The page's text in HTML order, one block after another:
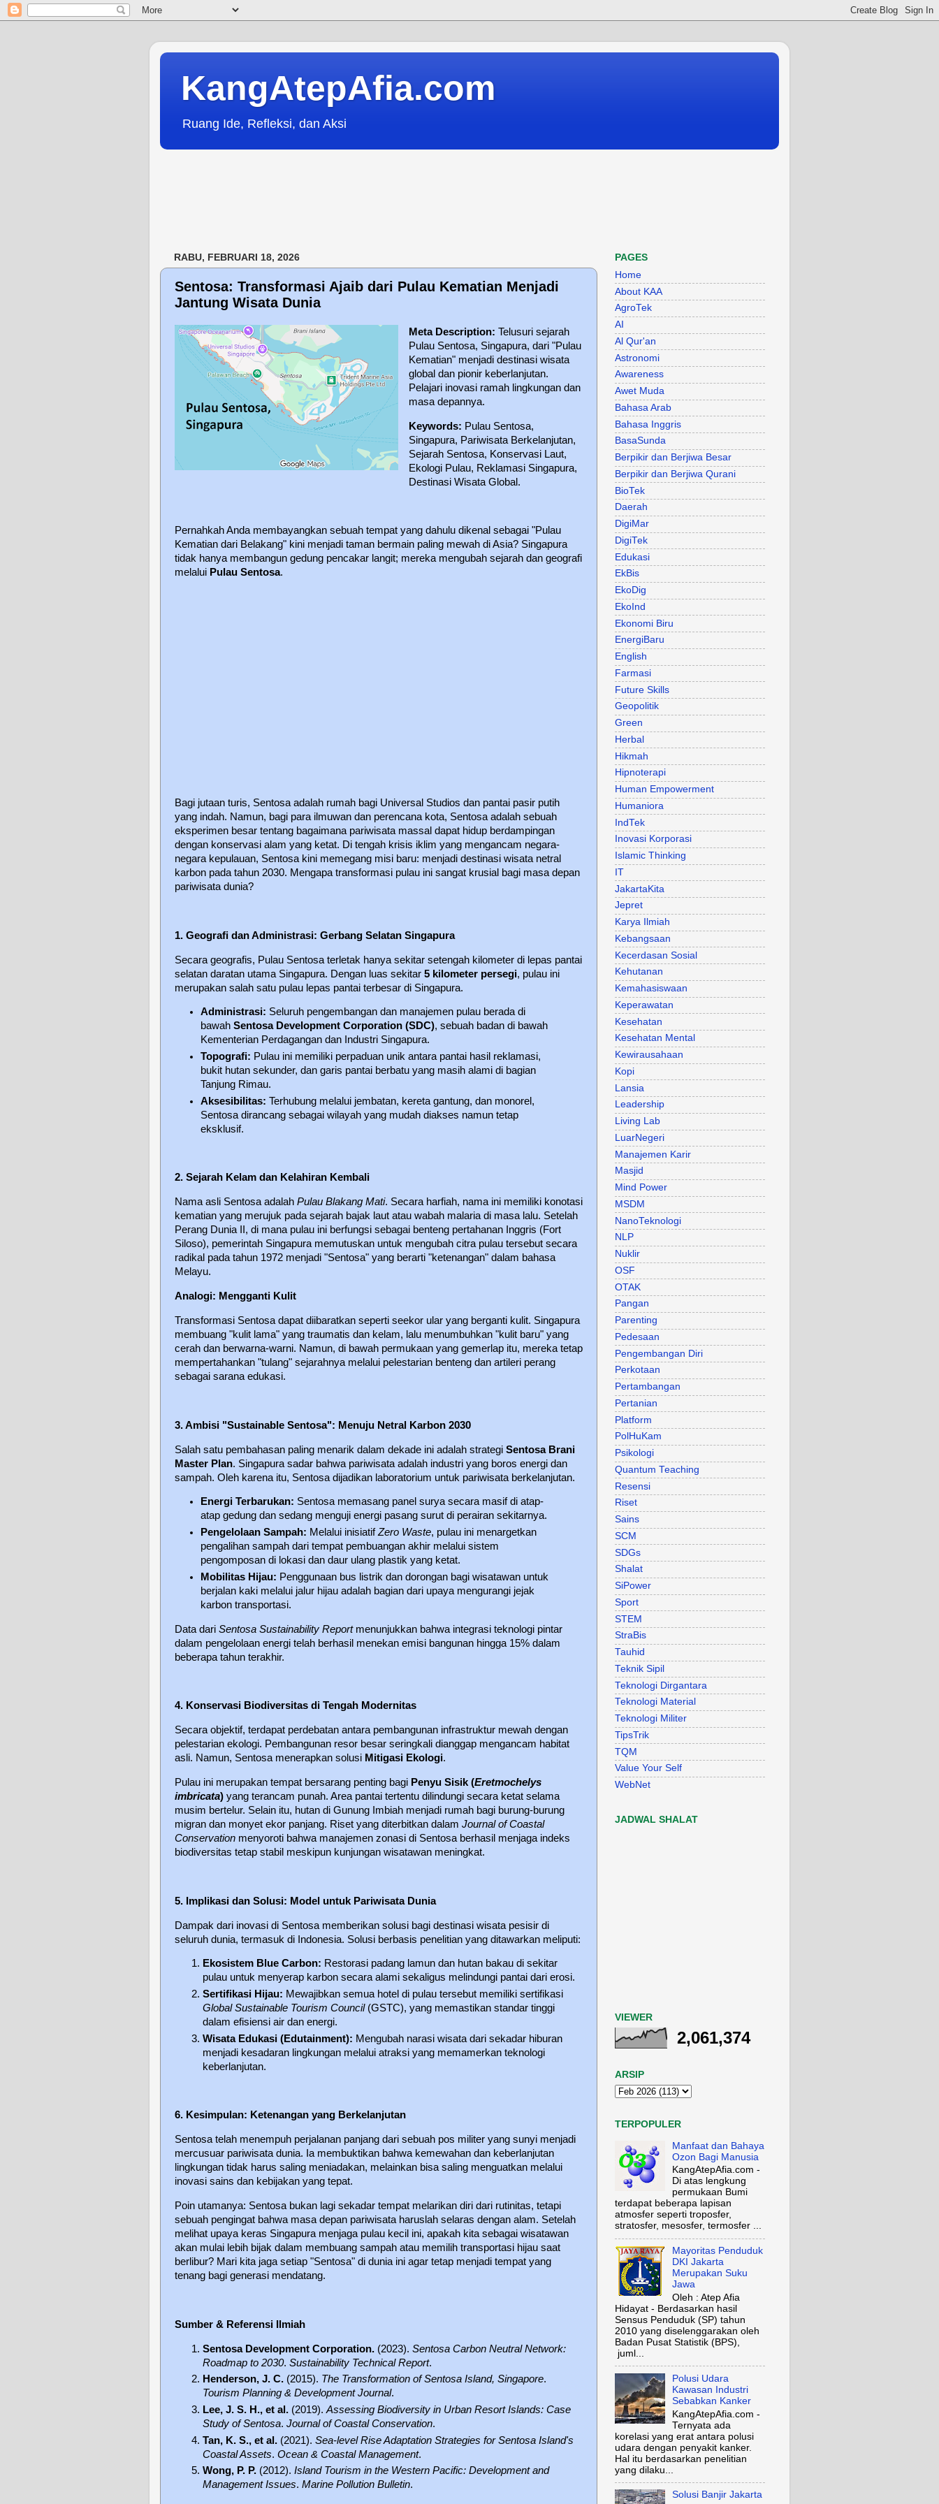
KangAtepAfia.com
Ruang Ide, Refleksi, dan Aksi
RABU, FEBRUARI 18, 2026
Sentosa: Transformasi Ajaib dari Pulau Kematian Menjadi
Jantung Wisata Dunia
Meta Description: Telusuri sejarah
Pulau Sentosa, Singapura, dari "Pulau
Kematian" menjadi destinasi wisata
global dan pionir keberlanjutan.
Pelajari inovasi ramah lingkungan dan
masa depannya.
Keywords: Pulau Sentosa,
Singapura, Pariwisata Berkelanjutan,
Sejarah Sentosa, Konservasi Laut,
Ekologi Pulau, Reklamasi Singapura,
Destinasi Wisata Global.
Pernahkah Anda membayangkan sebuah tempat yang dahulu dikenal sebagai "Pulau
Kematian dari Belakang" kini menjadi taman bermain paling mewah di Asia? Singapura
tidak hanya membangun gedung pencakar langit; mereka mengubah sejarah dan geografi
melalui Pulau Sentosa.
Bagi jutaan turis, Sentosa adalah rumah bagi Universal Studios dan pantai pasir putih
yang indah. Namun, bagi para ilmuwan dan perencana kota, Sentosa adalah sebuah
eksperimen besar tentang bagaimana pariwisata massal dapat hidup berdampingan
dengan konservasi alam yang ketat. Di tengah krisis iklim yang mengancam negara-
negara kepulauan, Sentosa kini memegang misi baru: menjadi destinasi wisata netral
karbon pada tahun 2030. Mengapa transformasi pulau ini sangat krusial bagi masa depan
pariwisata dunia?
1. Geografi dan Administrasi: Gerbang Selatan Singapura
Secara geografis, Pulau Sentosa terletak hanya sekitar setengah kilometer di lepas pantai
selatan daratan utama Singapura. Dengan luas sekitar 5 kilometer persegi, pulau ini
merupakan salah satu pulau lepas pantai terbesar di Singapura.
Administrasi: Seluruh pengembangan dan manajemen pulau berada di
bawahSentosa Development Corporation (SDC), sebuah badan di bawah
Kementerian Perdagangan dan Industri Singapura.
Topografi: Pulau ini memiliki perpaduan unik antara pantai hasil reklamasi,
bukit hutan sekunder, dan garis pantai berbatu yang masih alami di bagian
Tanjung Rimau.
Aksesibilitas: Terhubung melalui jembatan, kereta gantung, dan monorel,
Sentosa dirancang sebagai wilayah yang mudah diakses namun tetap
eksklusif.
2. Sejarah Kelam dan Kelahiran Kembali
Nama asli Sentosa adalah Pulau Blakang Mati. Secara harfiah, nama ini memiliki konotasi
kematian yang merujuk pada sejarah bajak laut atau wabah malaria di masa lalu. Setelah
Perang Dunia II, di mana pulau ini berfungsi sebagai benteng pertahanan Inggris (Fort
Siloso), pemerintah Singapura memutuskan untuk mengubah citra pulau tersebut secara
radikal pada tahun 1972 menjadi "Sentosa" yang berarti "ketenangan" dalam bahasa
Melayu.
Analogi: Mengganti Kulit
Transformasi Sentosa dapat diibaratkan seperti seekor ular yang berganti kulit. Singapura
membuang "kulit lama" yang traumatis dan kelam, lalu menumbuhkan "kulit baru" yang
cerah dan berwarna-warni. Namun, di bawah permukaan yang gemerlap itu, mereka tetap
mempertahankan "tulang" sejarahnya melalui pelestarian benteng dan artileri perang
sebagai sarana edukasi.
3. Ambisi "Sustainable Sentosa": Menuju Netral Karbon 2030
Salah satu pembahasan paling menarik dalam dekade ini adalah strategi Sentosa Brani
Master Plan. Singapura sadar bahwa pariwisata adalah industri yang boros energi dan
sampah. Oleh karena itu, Sentosa dijadikan laboratorium untuk pariwisata berkelanjutan.
Energi Terbarukan: Sentosa memasang panel surya secara masif di atap-
atap gedung dan sedang menguji energi pasang surut di perairan sekitarnya.
Pengelolaan Sampah: Melalui inisiatifZero Waste, pulau ini menargetkan
pengalihan sampah dari tempat pembuangan akhir melalui sistem
pengomposan di lokasi dan daur ulang plastik yang ketat.
Mobilitas Hijau: Penggunaan bus listrik dan dorongan bagi wisatawan untuk
berjalan kaki melalui jalur hijau adalah bagian dari upaya mengurangi jejak
karbon transportasi.
Data dari Sentosa Sustainability Reportmenunjukkan bahwa integrasi teknologi pintar
dalam pengelolaan energi telah berhasil menekan emisi bangunan hingga 15% dalam
beberapa tahun terakhir.
4. Konservasi Biodiversitas di Tengah Modernitas
Secara objektif, terdapat perdebatan antara pembangunan infrastruktur mewah dengan
pelestarian ekologi. Pembangunan resor besar seringkali dianggap mengancam habitat
asli. Namun, Sentosa menerapkan solusi Mitigasi Ekologi.
Pulau ini merupakan tempat bersarang penting bagi Penyu Sisik (Eretmochelys
imbricata) yang terancam punah. Area pantai tertentu dilindungi secara ketat selama
musim bertelur. Selain itu, hutan di Gunung Imbiah menjadi rumah bagi burung-burung
migran dan monyet ekor panjang. Riset yang diterbitkan dalam Journal of Coastal
Conservation menyoroti bahwa manajemen zonasi di Sentosa berhasil menjaga indeks
biodiversitas tetap stabil meskipun kunjungan wisatawan meningkat.
5. Implikasi dan Solusi: Model untuk Pariwisata Dunia
Dampak dari inovasi di Sentosa memberikan solusi bagi destinasi wisata pesisir di
seluruh dunia, termasuk di Indonesia. Solusi berbasis penelitian yang ditawarkan meliputi:
Ekosistem Blue Carbon: Restorasi padang lamun dan hutan bakau di sekitar
pulau untuk menyerap karbon secara alami sekaligus melindungi pantai dari erosi.
Sertifikasi Hijau: Mewajibkan semua hotel di pulau tersebut memiliki sertifikasi
Global Sustainable Tourism Council(GSTC), yang memastikan standar tinggi
dalam efisiensi air dan energi.
Wisata Edukasi (Edutainment): Mengubah narasi wisata dari sekadar hiburan
menjadi kesadaran lingkungan melalui atraksi yang memamerkan teknologi
keberlanjutan.
6. Kesimpulan: Ketenangan yang Berkelanjutan
Sentosa telah menempuh perjalanan panjang dari sebuah pos militer yang sunyi menjadi
mercusuar pariwisata dunia. Ia membuktikan bahwa kemewahan dan keberlanjutan
lingkungan tidak harus saling meniadakan, melainkan bisa saling menguatkan melalui
inovasi sains dan kebijakan yang tepat.
Poin utamanya: Sentosa bukan lagi sekadar tempat melarikan diri dari rutinitas, tetapi
sebuah pengingat bahwa masa depan pariwisata haruslah selaras dengan alam. Setelah
melihat upaya keras Singapura menjaga pulau kecil ini, apakah kita sebagai wisatawan
akan mulai lebih bijak dalam membuang sampah atau memilih transportasi hijau saat
berlibur? Mari kita jaga setiap "Sentosa" di dunia ini agar tetap menjadi tempat yang
tenang bagi generasi mendatang.
Sumber & Referensi Ilmiah
Sentosa Development Corporation. (2023). Sentosa Carbon Neutral Network:
Roadmap to 2030. Sustainability Technical Report.
Henderson, J. C. (2015). The Transformation of Sentosa Island, Singapore.
Tourism Planning & Development Journal.
Lee, J. S. H., et al. (2019). Assessing Biodiversity in Urban Resort Islands: Case
Study of Sentosa. Journal of Coastal Conservation.
Tan, K. S., et al. (2021). Sea-level Rise Adaptation Strategies for Sentosa Island's
Coastal Assets. Ocean & Coastal Management.
Wong, P. P. (2012). Island Tourism in the Western Pacific: Development and
Management Issues. Marine Pollution Bulletin.
PAGES
Home
About KAA
AgroTek
AI
Al Qur'an
Astronomi
Awareness
Awet Muda
Bahasa Arab
Bahasa Inggris
BasaSunda
Berpikir dan Berjiwa Besar
Berpikir dan Berjiwa Qurani
BioTek
Daerah
DigiMar
DigiTek
Edukasi
EkBis
EkoDig
EkoInd
Ekonomi Biru
EnergiBaru
English
Farmasi
Future Skills
Geopolitik
Green
Herbal
Hikmah
Hipnoterapi
Human Empowerment
Humaniora
IndTek
Inovasi Korporasi
Islamic Thinking
IT
JakartaKita
Jepret
Karya Ilmiah
Kebangsaan
Kecerdasan Sosial
Kehutanan
Kemahasiswaan
Keperawatan
Kesehatan
Kesehatan Mental
Kewirausahaan
Kopi
Lansia
Leadership
Living Lab
LuarNegeri
Manajemen Karir
Masjid
Mind Power
MSDM
NanoTeknologi
NLP
Nuklir
OSF
OTAK
Pangan
Parenting
Pedesaan
Pengembangan Diri
Perkotaan
Pertambangan
Pertanian
Platform
PolHuKam
Psikologi
Quantum Teaching
Resensi
Riset
Sains
SCM
SDGs
Shalat
SiPower
Sport
STEM
StraBis
Tauhid
Teknik Sipil
Teknologi Dirgantara
Teknologi Material
Teknologi Militer
TipsTrik
TQM
Value Your Self
WebNet
JADWAL SHALAT
VIEWER
2,061,374
ARSIP
TERPOPULER
Manfaat dan Bahaya
Ozon Bagi Manusia
KangAtepAfia.com -
Di atas lengkung
permukaan Bumi
terdapat beberapa lapisan
atmosfer seperti troposfer,
stratosfer, mesosfer, termosfer ...
Mayoritas Penduduk
DKI Jakarta
Merupakan Suku
Jawa
Oleh : Atep Afia
Hidayat - Berdasarkan hasil
Sensus Penduduk (SP) tahun
2010 yang diselenggarakan oleh
Badan Pusat Statistik (BPS),
juml...
Polusi Udara
Kawasan Industri
Sebabkan Kanker
KangAtepAfia.com -
Ternyata ada
korelasi yang erat antara polusi
udara dengan penyakit kanker.
Hal itu berdasarkan penelitian
yang dilaku...
Solusi Banjir Jakarta